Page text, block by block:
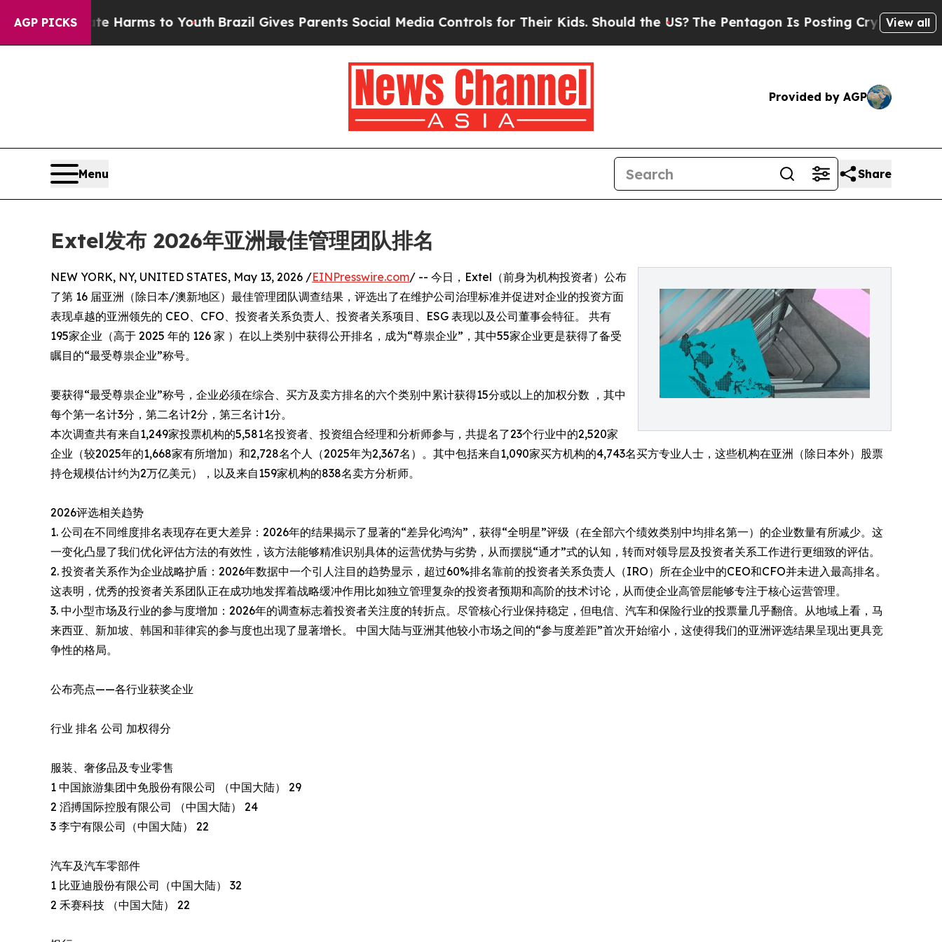
AGP PICKS
Harms to YouthBrazil Gives Parents Social Media Controls for Their Kids. Should the US?The Pentagon Is Posting Cryptic Biblical Messages
View all
Provided by AGP
Menu Share
Extel发布 2026年亚洲最佳管理团队排名
NEW YORK, NY, UNITED STATES, May 13, 2026 /EINPresswire.com/ -- 今日，Extel（前身为机构投资者）公布
了第 16 届亚洲（除日本/澳新地区）最佳管理团队调查结果，评选出了在维护公司治理标准并促进对企业的投资方面
表现卓越的亚洲领先的 CEO、CFO、投资者关系负责人、投资者关系项目、ESG 表现以及公司董事会特征。 共有
195家企业（高于 2025 年的 126 家 ）在以上类别中获得公开排名，成为“尊祟企业”，其中55家企业更是获得了备受
瞩目的“最受尊祟企业”称号。
要获得“最受尊祟企业”称号，企业必须在综合、买方及卖方排名的六个类别中累计获得15分或以上的加权分数 ，其中
每个第一名计3分，第二名计2分，第三名计1分。
本次调查共有来自1,249家投票机构的5,581名投资者、投资组合经理和分析师参与，共提名了23个行业中的2,520家
企业（较2025年的1,668家有所增加）和2,728名个人（2025年为2,367名）。其中包括来自1,090家买方机构的4,743名买方专业人士，这些机构在亚洲（除日本外）股票
持仓规模估计约为2万亿美元），以及来自159家机构的838名卖方分析师。
2026评选相关趋势
1. 公司在不同维度排名表现存在更大差异：2026年的结果揭示了显著的“差异化鸿沟”，获得“全明星”评级（在全部六个绩效类别中均排名第一）的企业数量有所减少。这
一变化凸显了我们优化评估方法的有效性，该方法能够精准识别具体的运营优势与劣势，从而摆脱“通才”式的认知，转而对领导层及投资者关系工作进行更细致的评估。
2. 投资者关系作为企业战略护盾：2026年数据中一个引人注目的趋势显示，超过60%排名靠前的投资者关系负责人（IRO）所在企业中的CEO和CFO并未进入最高排名。
这表明，优秀的投资者关系团队正在成功地发挥着战略缓冲作用比如独立管理复杂的投资者预期和高阶的技术讨论，从而使企业高管层能够专注于核心运营管理。
3. 中小型市场及行业的参与度增加：2026年的调查标志着投资者关注度的转折点。尽管核心行业保持稳定，但电信、汽车和保险行业的投票量几乎翻倍。从地域上看，马
来西亚、新加坡、韩国和菲律宾的参与度也出现了显著增长。 中国大陆与亚洲其他较小市场之间的“参与度差距”首次开始缩小，这使得我们的亚洲评选结果呈现出更具竞
争性的格局。
公布亮点——各行业获奖企业
行业 排名 公司 加权得分
服装、奢侈品及专业零售
1 中国旅游集团中免股份有限公司 （中国大陆） 29
2 滔搏国际控股有限公司 （中国大陆） 24
3 李宁有限公司（中国大陆） 22
汽车及汽车零部件
1 比亚迪股份有限公司（中国大陆） 32
2 禾赛科技 （中国大陆） 22